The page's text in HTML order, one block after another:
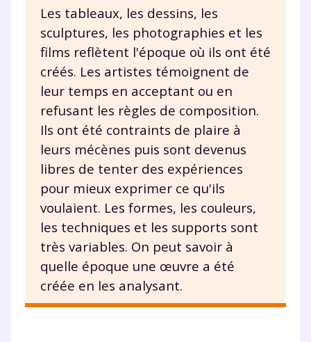
Les tableaux, les dessins, les
sculptures, les photographies et les
films reflètent l'époque où ils ont été
créés. Les artistes témoignent de
leur temps en acceptant ou en
refusant les règles de composition.
Ils ont été contraints de plaire à
leurs mécènes puis sont devenus
libres de tenter des expériences
pour mieux exprimer ce qu'ils
voulaient. Les formes, les couleurs,
les techniques et les supports sont
très variables. On peut savoir à
quelle époque une œuvre a été
créée en les analysant.